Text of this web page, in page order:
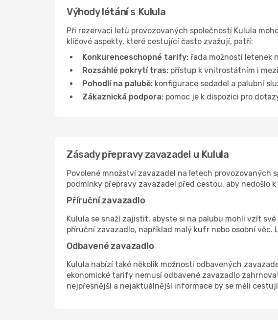
Výhody létání s Kulula
Při rezervaci letů provozovaných společností Kulula
klíčové aspekty, které cestující často zvažují, patří:
Konkurenceschopné tarify: řada možností letenek
Rozsáhlé pokrytí tras: přístup k vnitrostátním i
Pohodlí na palubě: konfigurace sedadel a palubní
Zákaznická podpora: pomoc je k dispozici pro
Zásady přepravy zavazadel u Kulula
Povolené množství zavazadel na letech
podmínky přepravy zavazadel před cestou, aby nedošlo
Příruční zavazadlo
Kulula se snaží zajistit, abyste si na palubu mohli vzít
příruční zavazadlo, například malý kufr nebo osobní
Odbavené zavazadlo
Kulula nabízí také několik možností odbavených
ekonomické tarify nemusí odbavené zavazadlo
nejpřesnější a nejaktuálnější informace by se měli